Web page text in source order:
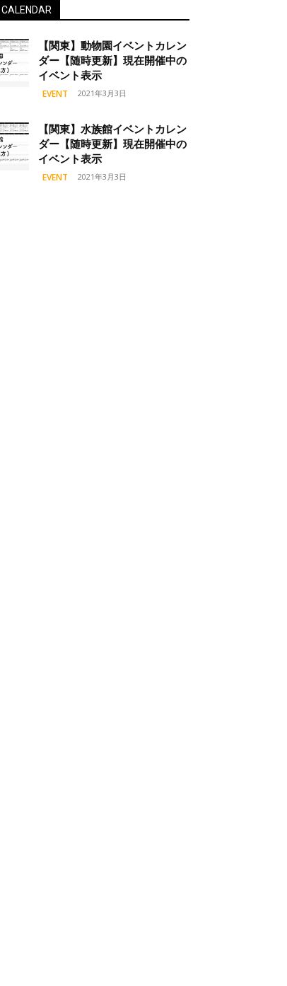
CALENDAR
【関東】動物園イベントカレン
ダー【随時更新】現在開催中の
イベント表示
EVENT 2021年3月3日
【関東】水族館イベントカレン
ダー【随時更新】現在開催中の
イベント表示
EVENT 2021年3月3日